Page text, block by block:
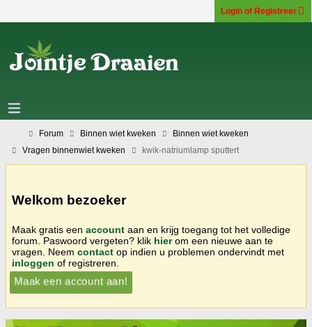
Login of Registreer
Forum Binnen wiet kweken
Binnen wiet kweken
Vragen binnenwiet kweken
kwik-natriumlamp sputtert
Welkom bezoeker
Maak gratis een account aan en krijg toegang tot het volledige
forum. Paswoord vergeten? klik hierom een nieuwe aan te
vragen. Neem contact op indien u problemen ondervindt met
inloggen of registreren.
Maak een account aan!